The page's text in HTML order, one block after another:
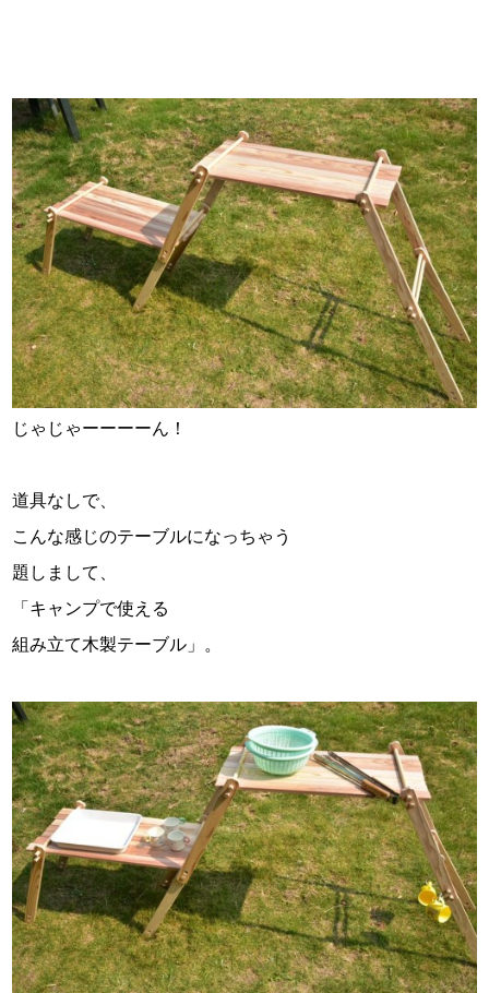
じゃじゃーーーーん！
道具なしで、
こんな感じのテーブルになっちゃう
題しまして、
「キャンプで使える
組み立て木製テーブル」。